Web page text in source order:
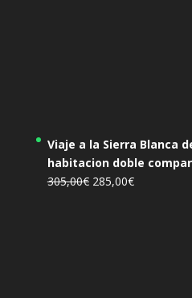
Viaje a la Sierra Blanca
habitacion doble
305,00€ El
285,00€El